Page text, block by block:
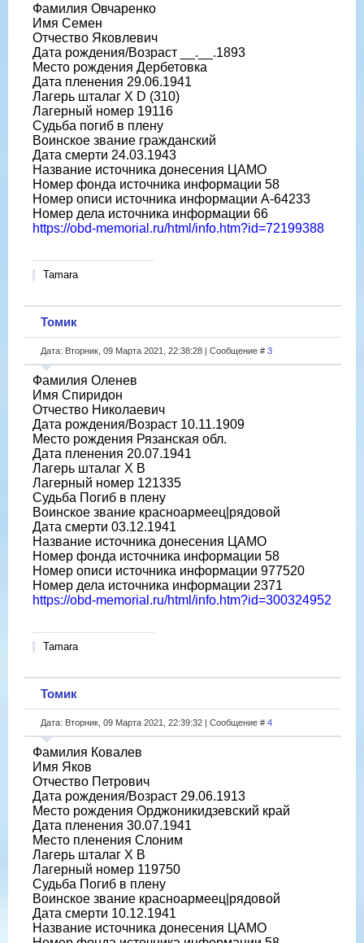
Фамилия Овчаренко
Имя Семен
Отчество Яковлевич
Дата рождения/Возраст __.__.1893
Место рождения Дербетовка
Дата пленения 29.06.1941
Лагерь шталаг X D (310)
Лагерный номер 19116
Судьба погиб в плену
Воинское звание гражданский
Дата смерти 24.03.1943
Название источника донесения ЦАМО
Номер фонда источника информации 58
Номер описи источника информации A-64233
Номер дела источника информации 66
https://obd-memorial.ru/html/info.htm?id=72199388
Tamara
Томик
Дата: Вторник, 09 Марта 2021, 22:38:28 | Сообщение # 3
Фамилия Оленев
Имя Спиридон
Отчество Николаевич
Дата рождения/Возраст 10.11.1909
Место рождения Рязанская обл.
Дата пленения 20.07.1941
Лагерь шталаг X B
Лагерный номер 121335
Судьба Погиб в плену
Воинское звание красноармеец|рядовой
Дата смерти 03.12.1941
Название источника донесения ЦАМО
Номер фонда источника информации 58
Номер описи источника информации 977520
Номер дела источника информации 2371
https://obd-memorial.ru/html/info.htm?id=300324952
Tamara
Томик
Дата: Вторник, 09 Марта 2021, 22:39:32 | Сообщение # 4
Фамилия Ковалев
Имя Яков
Отчество Петрович
Дата рождения/Возраст 29.06.1913
Место рождения Орджоникидзевский край
Дата пленения 30.07.1941
Место пленения Слоним
Лагерь шталаг X B
Лагерный номер 119750
Судьба Погиб в плену
Воинское звание красноармеец|рядовой
Дата смерти 10.12.1941
Название источника донесения ЦАМО